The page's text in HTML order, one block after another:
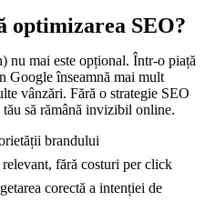
optimizarea SEO?
nu mai este opțional. Într-o piață
Google înseamnă mai mult
vânzări. Fără o strategie SEO
să rămână invizibil online.
brandului
fără costuri per click
corectă a intenției de